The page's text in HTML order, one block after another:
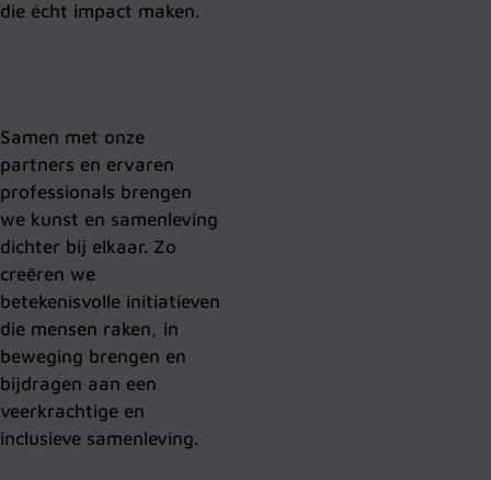
die écht impact maken.
Samen met onze
partners en ervaren
professionals brengen
we kunst en samenleving
dichter bij elkaar. Zo
creëren we
betekenisvolle initiatieven
die mensen raken, in
beweging brengen en
bijdragen aan een
veerkrachtige en
inclusieve samenleving.